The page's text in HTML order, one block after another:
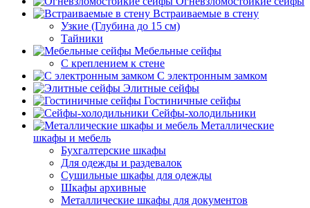
Встраиваемые в стену
Узкие (Глубина до 15 см)
Тайники
Мебельные сейфы
С креплением к стене
С электронным замком
Элитные сейфы
Гостиничные сейфы
Сейфы-холодильники
Металлические
шкафы и мебель
Бухгалтерские шкафы
Для одежды и раздевалок
Сушильные шкафы для одежды
Шкафы архивные
Металлические шкафы для документов